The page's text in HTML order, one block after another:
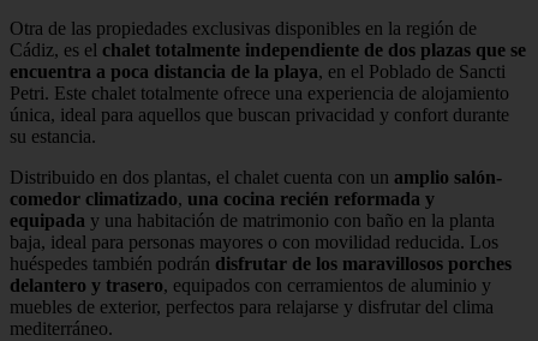
Otra de las propiedades exclusivas disponibles en la región de
Cádiz, es el chalet totalmente independiente de dos plazas que se
encuentra a poca distancia de la playa, en el Poblado de Sancti
Petri. Este chalet totalmente ofrece una experiencia de alojamiento
única, ideal para aquellos que buscan privacidad y confort durante
su estancia.
Distribuido en dos plantas, el chalet cuenta con un amplio salón-
comedor climatizado, una cocina recién reformada y
equipada y una habitación de matrimonio con baño en la planta
baja, ideal para personas mayores o con movilidad reducida. Los
huéspedes también podrán disfrutar de los maravillosos porches
delantero y trasero, equipados con cerramientos de aluminio y
muebles de exterior, perfectos para relajarse y disfrutar del clima
mediterráneo.